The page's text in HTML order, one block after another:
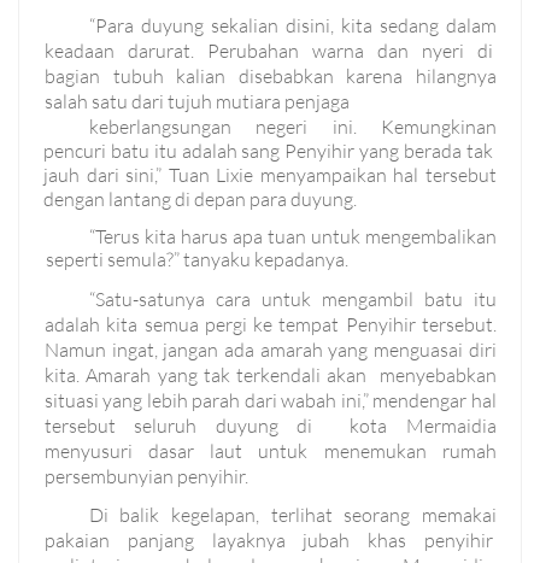
“Para duyung sekalian disini, kita sedang dalam
keadaan darurat. Perubahan warna dan nyeri di
bagian tubuh kalian disebabkan karena hilangnya
salah satu dari tujuh mutiara penjaga
keberlangsungan negeri ini. Kemungkinan
pencuri batu itu adalah sang Penyihir yang berada tak
jauh dari sini,” Tuan Lixie menyampaikan hal tersebut
dengan lantang di depan para duyung.
“Terus kita harus apa tuan untuk mengembalikan
seperti semula?” tanyaku kepadanya.
“Satu-satunya cara untuk mengambil batu itu
adalah kita semua pergi ke tempat Penyihir tersebut.
Namun ingat, jangan ada amarah yang menguasai diri
kita. Amarah yang tak terkendali akan menyebabkan
situasi yang lebih parah dari wabah ini,” mendengar hal
tersebut seluruh duyung di kota Mermaidia
menyusuri dasar laut untuk menemukan rumah
persembunyian penyihir.
Di balik kegelapan, terlihat seorang memakai
pakaian panjang layaknya jubah khas penyihir